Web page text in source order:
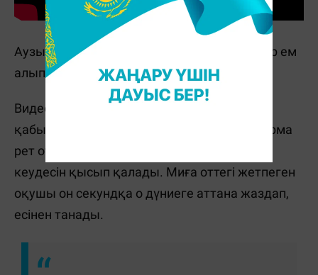
Аузы-мұрнынан қан аққан жасөспірім қазір ем
алып жатыр.
Видео кадрларында бір бала сыныптасын
қабырғаға қысып, талдырып жатыр. Жиырма
рет отырып-тұрғызып, демі тарылғанда
кеудесін қысып қалады. Миға оттегі жетпеген
оқушы он секундқа о дүниеге аттана жаздап,
есінен танады.